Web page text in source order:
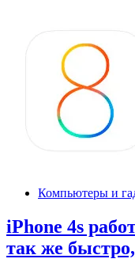
Компьютеры и
iPhone 4s
так же